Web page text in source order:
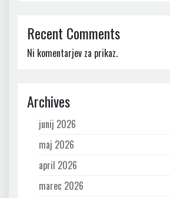
Recent Comments
Ni komentarjev za prikaz.
Archives
junij 2026
maj 2026
april 2026
marec 2026